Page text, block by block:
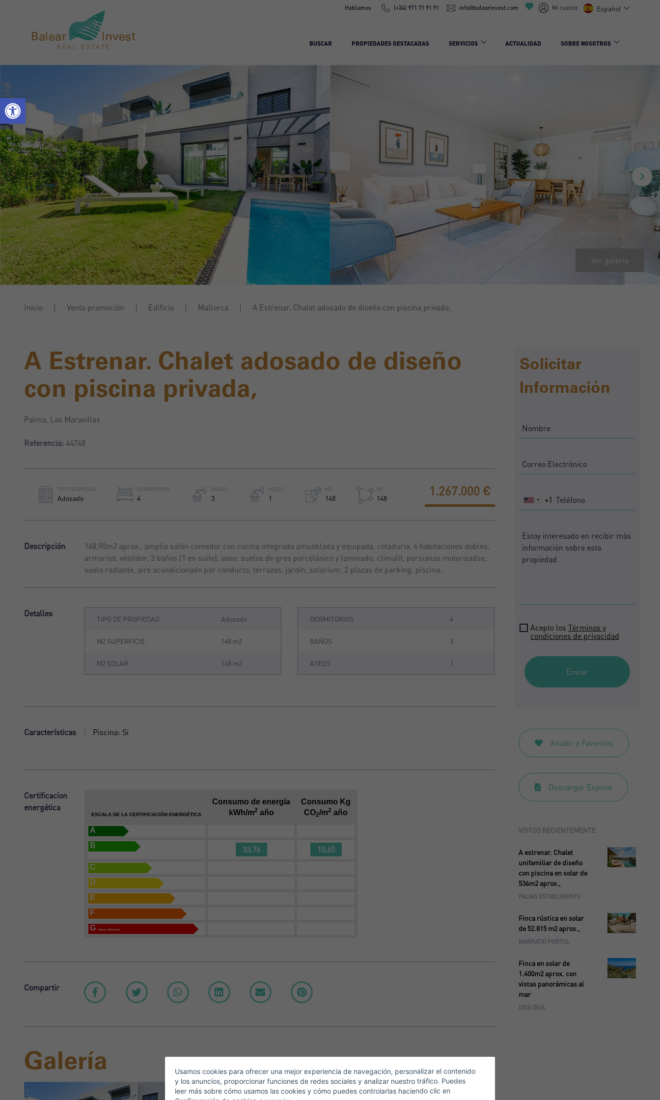
Hablamos (+34) 971 71 91 91 info@balearinvest.com Mi cuenta Español
BUSCAR PROPIEDADES DESTACADAS SERVICIOS ACTUALIDAD SOBRE NOSOTROS
Ver galeria
Inicio Venta promoción Edificio Mallorca A Estrenar. Chalet adosado de diseño con piscina privada,
A Estrenar. Chalet adosado de diseño
con piscina privada,
Palma, Las Maravillas
Referencia: 44748
TIPO PROPIEDAD
Adosado
DORMITORIOS
4
BAÑOS
3
ASEOS
1
M2
148
M2
148
1.267.000 €
Descripción
148,90m2 aprox., amplio salón comedor con cocina integrada amueblada y equipada, coladuria, 4 habitaciones dobles,
armarios, vestidor, 3 baños (1 en suite), aseo, suelos de gres porcelánico y laminado, climalit, persianas motorizadas,
suelo radiante, aire acondicionado por conducto, terrazas, jardín, solarium, 2 plazas de parking, piscina.
Detalles
TIPO DE PROPIEDAD Adosado
M2 SUPERFICIE 148 m2
M2 SOLAR 148 m2
DORMITORIOS 4
BAÑOS 3
ASEOS 1
Características Piscina: Si
Certificacion
energética
ESCALA DE LA CERTIFICACIÓN ENERGÉTICA
Consumo de energía
kWh/m2 año
Consumo Kg
CO2/m2 año
A
B
33.76 10.60
C
D
E
F
Gmenos eficiente
Compartir
Galería
Solicitar
Información
United
+1
Acepto los Términos y
condiciones de privacidad
Enviar
Añadir a Favoritos
Descargar Expose
Descargar Expose
VISTOS RECIENTEMENTE
A estrenar. Chalet
unifamiliar de diseño
con piscina en solar de
536m2 aprox.,
PALMA ESTABLIMENTS
Finca rústica en solar
de 52.815 m2 aprox.,
MARRATXÍ PORTOL
Finca en solar de
1.400m2 aprox. con
vistas panorámicas al
mar
DEIÁ DEIÀ
Accede a tu cuenta
Nombre*
Correo Electrónico*
United
States
+1
Usamos cookies para ofrecer una mejor experiencia de navegación, personalizar el contenido
y los anuncios, proporcionar funciones de redes sociales y analizar nuestro tráfico. Puedes
leer más sobre cómo usamos las cookies y cómo puedes controlarlas haciendo clic en